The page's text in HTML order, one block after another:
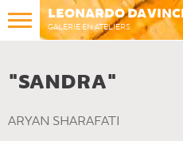
LEONARDO DA
GALERIE EN ATELIERS
"SANDRA"
ARYAN SHARAFATI